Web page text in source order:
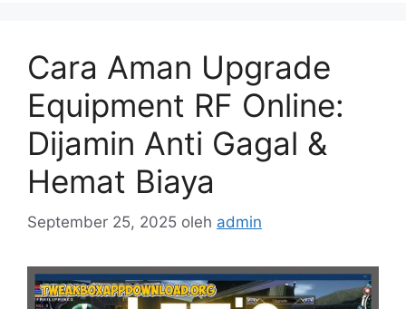
Cara Aman Upgrade
Equipment RF Online:
Dijamin Anti Gagal &
Hemat Biaya
September 25, 2025 oleh admin